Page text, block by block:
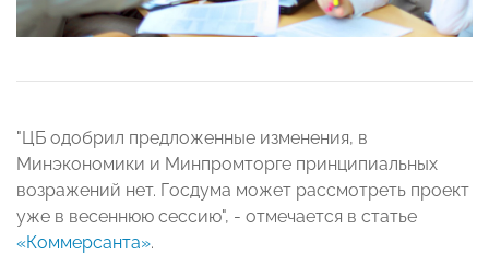
"ЦБ одобрил предложенные изменения, в
Минэкономики и Минпромторге принципиальных
возражений нет. Госдума может рассмотреть проект
уже в весеннюю сессию", - отмечается в статье
«Коммерсанта».